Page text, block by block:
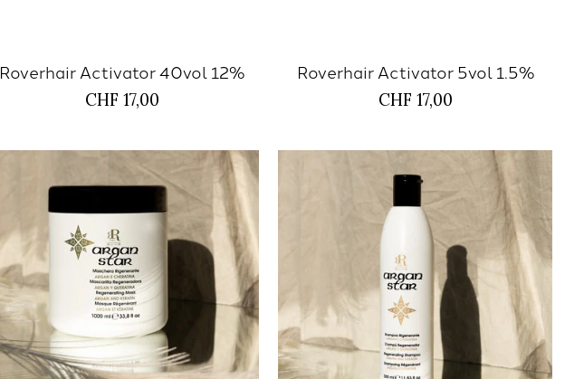
Roverhair Activator 40vol 12%
CHF 17,00
Roverhair Activator 5vol 1.5%
CHF 17,00